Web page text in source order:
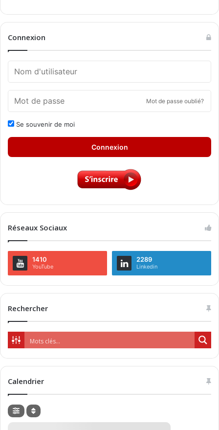
Connexion
Mot de passe oublié?
Se souvenir de moi
Connexion
Réseaux Sociaux
1410
YouTube
2289
Linkedin
Rechercher
Calendrier